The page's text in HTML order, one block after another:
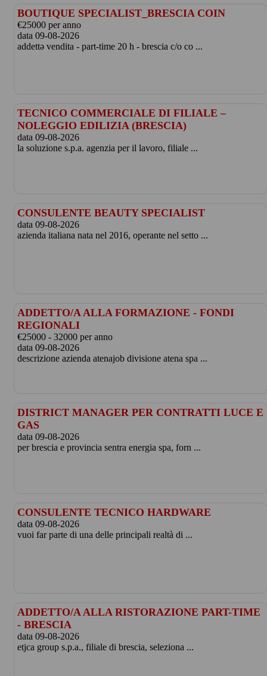
BOUTIQUE SPECIALIST_BRESCIA COIN
€25000 per anno
data 09-08-2026
addettə vendita - part-time 20 h - brescia c/o co ...
TECNICO COMMERCIALE DI FILIALE –
NOLEGGIO EDILIZIA (BRESCIA)
data 09-08-2026
la soluzione s.p.a. agenzia per il lavoro, filiale ...
CONSULENTE BEAUTY SPECIALIST
data 09-08-2026
azienda italiana nata nel 2016, operante nel setto ...
ADDETTO/A ALLA FORMAZIONE - FONDI
REGIONALI
€25000 - 32000 per anno
data 09-08-2026
descrizione azienda atenajob divisione atena spa ...
DISTRICT MANAGER PER CONTRATTI LUCE E
GAS
data 09-08-2026
per brescia e provincia sentra energia spa, forn ...
CONSULENTE TECNICO HARDWARE
data 09-08-2026
vuoi far parte di una delle principali realtà di ...
ADDETTO/A ALLA RISTORAZIONE PART-TIME
- BRESCIA
data 09-08-2026
etjca group s.p.a., filiale di brescia, seleziona ...